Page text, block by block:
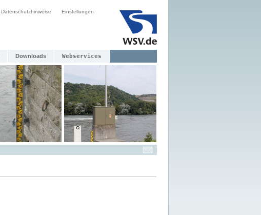
Datenschutzhinweise Einstellungen
Downloads Webservices